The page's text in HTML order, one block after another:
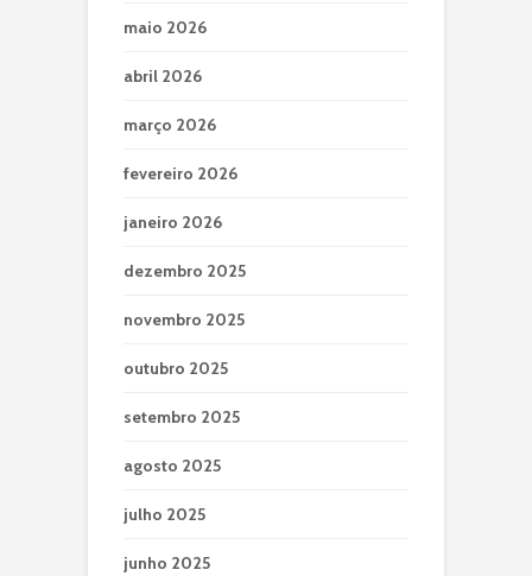
maio 2026
abril 2026
março 2026
fevereiro 2026
janeiro 2026
dezembro 2025
novembro 2025
outubro 2025
setembro 2025
agosto 2025
julho 2025
junho 2025